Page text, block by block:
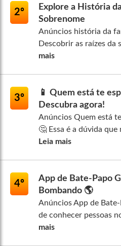
2º
Explore a História
Sobrenome
Anúncios história da
Descobrir as raízes da
mais
3º
📱 Quem está te
Descubra agora!
Anúncios Quem está
🤔 Essa é a dúvida
Leia mais
4º
App de Bate-Papo
Bombando 🌎
Anúncios App de
de conhecer pessoas
mais